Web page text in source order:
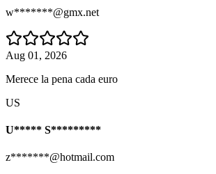
w*******@gmx.net
Aug 01, 2026
Merece la pena cada euro
US
U***** S*********
z*******@hotmail.com